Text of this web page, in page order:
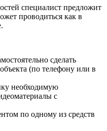
специалист предложит
проводиться как в
сделать
(по телефону или в
необходимую
с
по одному из средств